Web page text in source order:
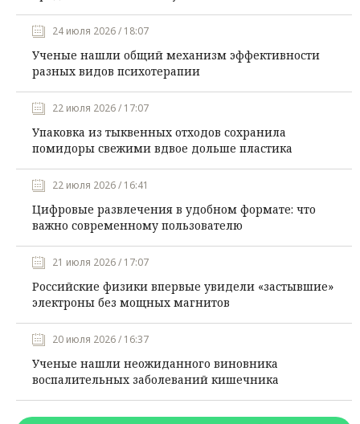
24 июля 2026 / 18:07
Ученые нашли общий механизм эффективности
разных видов психотерапии
22 июля 2026 / 17:07
Упаковка из тыквенных отходов сохранила
помидоры свежими вдвое дольше пластика
22 июля 2026 / 16:41
Цифровые развлечения в удобном формате: что
важно современному пользователю
21 июля 2026 / 17:07
Российские физики впервые увидели «застывшие»
электроны без мощных магнитов
20 июля 2026 / 16:37
Ученые нашли неожиданного виновника
воспалительных заболеваний кишечника